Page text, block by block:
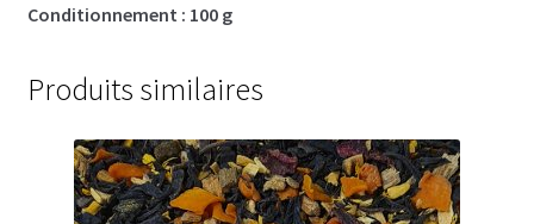
Boutique du Grenier de Marie et Anaïs
Cafés aromatisés
Calendriers de l’Avent
Conditionnement : 100 g
Produits similaires